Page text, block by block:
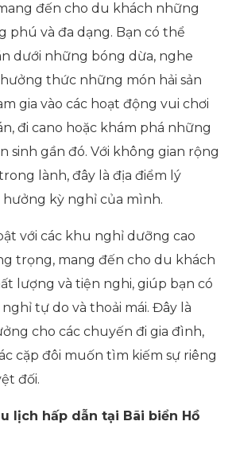
đến cho du khách những
phú và đa dạng. Bạn có thể
dưới những bóng dừa, nghe
thức những món hải sản
gia vào các hoạt động vui chơi
đi cano hoặc khám phá những
sinh gần đó. Với không gian rộng
lành, đây là địa điểm lý
kỳ nghỉ của mình.
với các khu nghỉ dưỡng cao
trọng, mang đến cho du khách
lượng và tiện nghi, giúp bạn có
tự do và thoải mái. Đây là
cho các chuyến đi gia đình,
cặp đôi muốn tìm kiếm sự riêng
đối.
lịch hấp dẫn tại Bãi biển Hồ